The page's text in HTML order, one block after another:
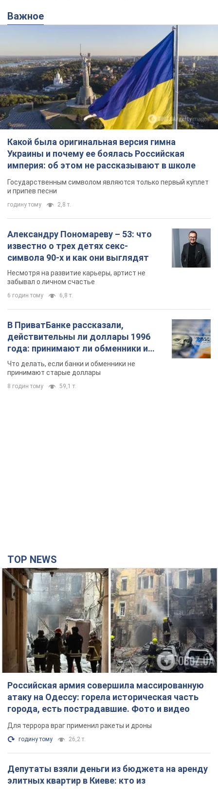
Какой была оригинальная версия гимна
Украины и почему ее боялась Российская
империя: об этом не рассказывают в школе
Государственным символом являются только первый куплет
и припев песни
годину тому 2,8 т.
Александру Пономареву – 53: что
известно о трех детях секс-
символа 90-х и как они выглядят
забывал о личном счастье
действительны ли доллары 1996
года: принимают ли обменники и
банки такие купюры
принимают старые доллары
Российская армия совершила массированную
атаку на Одессу: горела историческая часть
города, есть пострадавшие. Фото и видео
Для террора враг применил ракеты и дроны
годину тому 26,2 т.
Депутаты взяли деньги из бюджета на аренду
элитных квартир в Киеве: кто из
парламентариев просил средства и где
поселился
Как работает особая социальная гарантия и кто ею
Российская армия обстреляла два соседних
многоэтажных дома в Харькове: двое
погибших, более 20 пострадавших